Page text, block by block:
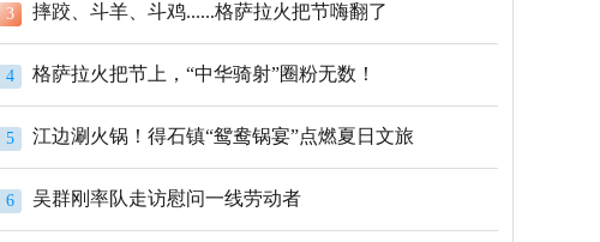
3 摔跤、斗羊、斗鸡......格萨拉火把节嗨翻了
4 格萨拉火把节上，“中华骑射”圈粉无数！
5 江边涮火锅！得石镇“鸳鸯锅宴”点燃夏日文旅
6 吴群刚率队走访慰问一线劳动者